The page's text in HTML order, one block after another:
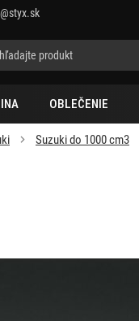
OBLEČENIE
Suzuki do 1000 cm3